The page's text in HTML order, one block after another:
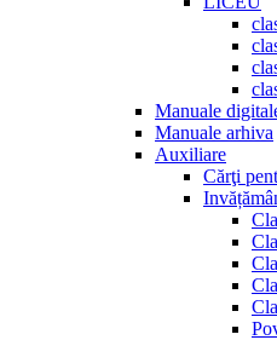
Manuale
Manuale arhiva
Auxiliare
Cărţi